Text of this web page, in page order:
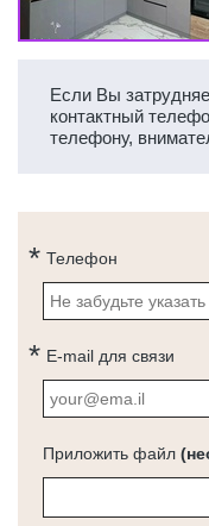
Если Вы
контактный
телефону,
Телефон
E-mail для связи
Приложить файл